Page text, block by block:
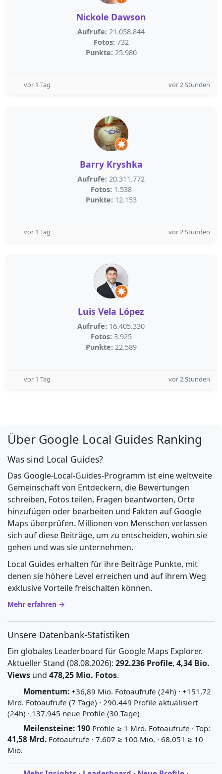
Nickole Dawson
Aufrufe: 21.058.844
Fotos: 732
Punkte: 25.980
vor 1 Tag vor 2 Stunden
Barry Kryshka
Aufrufe: 20.311.772
Fotos: 1.538
Punkte: 12.153
vor 1 Tag vor 2 Stunden
Luis Vela López
Aufrufe: 16.405.330
Fotos: 3.925
Punkte: 22.589
vor 1 Tag vor 2 Stunden
Über Google Local Guides Ranking
Was sind Local Guides?
Das Google-Local-Guides-Programm ist eine weltweite
Gemeinschaft von Entdeckern, die Bewertungen
schreiben, Fotos teilen, Fragen beantworten, Orte
hinzufügen oder bearbeiten und Fakten auf Google
Maps überprüfen. Millionen von Menschen verlassen
sich auf diese Beiträge, um zu entscheiden, wohin sie
gehen und was sie unternehmen.
Local Guides erhalten für ihre Beiträge Punkte, mit
denen sie höhere Level erreichen und auf ihrem Weg
exklusive Vorteile freischalten können.
Mehr erfahren →
Unsere Datenbank-Statistiken
Ein globales Leaderboard für Google Maps Explorer.
Aktueller Stand (08.08.2026): 292.236 Profile, 4,34 Bio.
Views und 478,25 Mio. Fotos.
Momentum: +36,89 Mio. Fotoaufrufe (24h) · +151,72
Mrd. Fotoaufrufe (7 Tage) · 290.449 Profile aktualisiert
(24h) · 137.945 neue Profile (30 Tage)
Meilensteine: 190 Profile ≥ 1 Mrd. Fotoaufrufe · Top:
41,58 Mrd. Fotoaufrufe · 7.607 ≥ 100 Mio. · 68.051 ≥ 10
Mio.